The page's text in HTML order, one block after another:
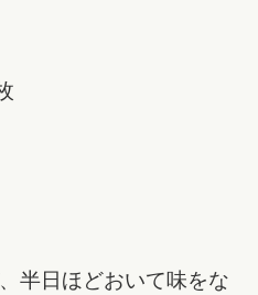
半日ほどおいて味をな